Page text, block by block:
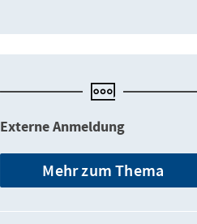
Externe Anmeldung
Mehr zum Thema